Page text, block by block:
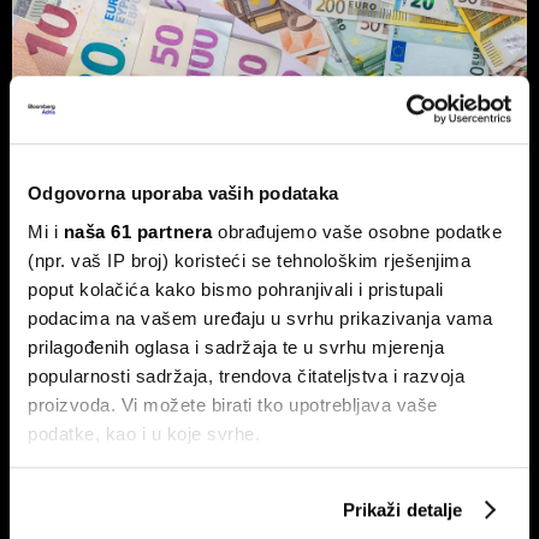
Odgovorna uporaba vaših podataka
Mi i naša 61 partneraobrađujemo vaše osobne podatke
(npr. vaš IP broj) koristeći se tehnološkim rješenjima
poput kolačića kako bismo pohranjivali i pristupali
podacima na vašem uređaju u svrhu prikazivanja vama
prilagođenih oglasa i sadržaja te u svrhu mjerenja
popularnosti sadržaja, trendova čitateljstva i razvoja
proizvoda. Vi možete birati tko upotrebljava vaše
podatke, kao i u koje svrhe.
Prikupljati podatke o vašoj geografskoj lokaciji,
Prikaži detalje
Vlasnik Magazinske kleti izdaje
obveznice - centraliziranom
Tvrtka Superior Ugostiteljstvo izdaje trogodišnje
obveznice vrijedne 1,5 milijuna eura, više od milijun eura
ulažu u sustav centralizirane pripreme hrane.
Evo kako BOX NOW želi
oblikovati budućnost logistike u